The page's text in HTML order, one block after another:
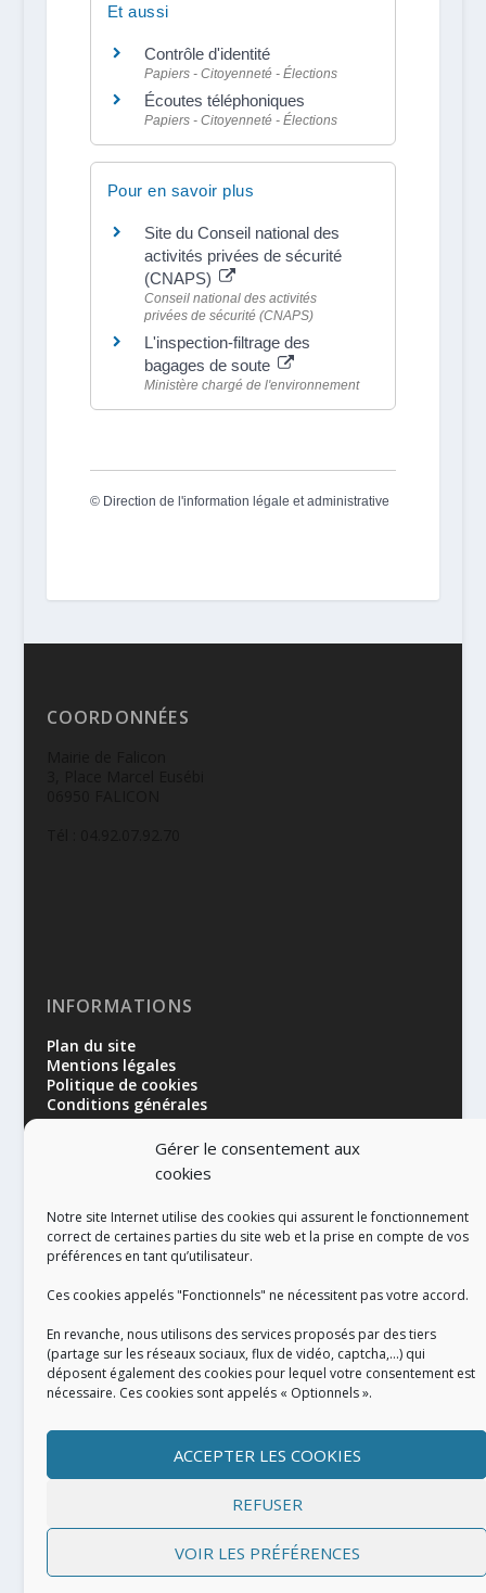
Gérer le consentement aux
cookies
Notre site Internet utilise des cookies qui assurent le fonctionnement
correct de certaines parties du site web et la prise en compte de vos
préférences en tant qu’utilisateur.
Ces cookies appelés "Fonctionnels" ne nécessitent pas votre accord.
En revanche, nous utilisons des services proposés par des tiers
(partage sur les réseaux sociaux, flux de vidéo, captcha,...) qui
déposent également des cookies pour lequel votre consentement est
nécessaire. Ces cookies sont appelés « Optionnels ».
ACCEPTER LES COOKIES
REFUSER
VOIR LES PRÉFÉRENCES
Et aussi
Contrôle d'identité
Papiers - Citoyenneté - Élections
Écoutes téléphoniques
Papiers - Citoyenneté - Élections
Pour en savoir plus
Site du Conseil national des
activités privées de sécurité
(CNAPS)
Conseil national des activités
privées de sécurité (CNAPS)
L'inspection-filtrage des
bagages de soute
Ministère chargé de l'environnement
© Direction de l'information légale et administrative
COORDONNÉES
INFORMATIONS
Plan du site
Mentions légales
Politique de cookies
Conditions générales